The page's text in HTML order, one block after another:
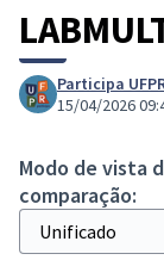
Participa
15/04/2026
Modo de vista
comparação: